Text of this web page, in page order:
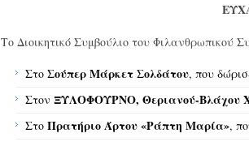
Το Διοικητικό Συμβούλιο του Φιλανθρωπικού
Στο Σούπερ Μάρκετ Σολδάτου, που
Στον ΞΥΛΟΦΟΥΡΝΟ, Θεριανού-Βλάχου
Στο Πρατήριο Άρτου «Ράπτη Μαρία»,